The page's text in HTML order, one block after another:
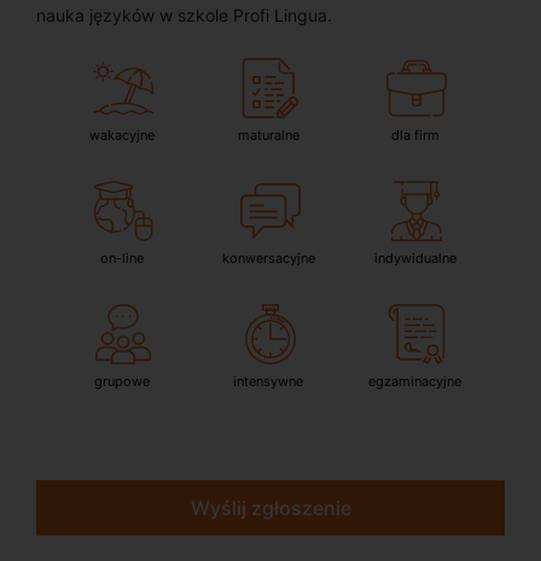
nauka języków w szkole Profi Lingua.
wakacyjne maturalne dla firm
on-line konwersacyjne indywidualne
grupowe intensywne egzaminacyjne
Wyślij zgłoszenie